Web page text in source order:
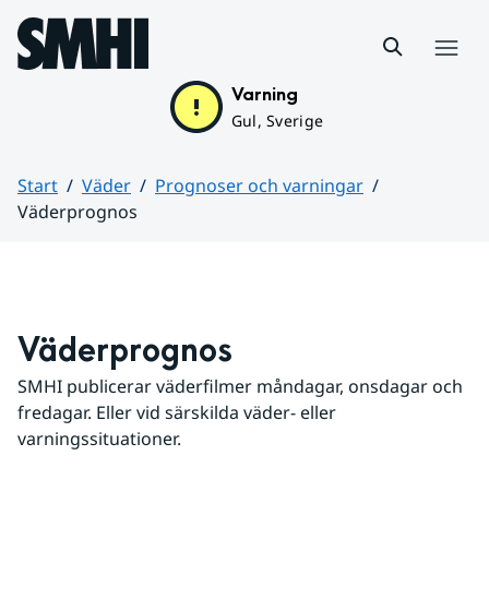
Hoppa till sidans innehåll
Varning
Gul, Sverige
Start Väder
Prognoser och varningar
Väderprognos
Väderprognos
SMHI publicerar väderfilmer måndagar, onsdagar och
fredagar. Eller vid särskilda väder- eller
varningssituationer.